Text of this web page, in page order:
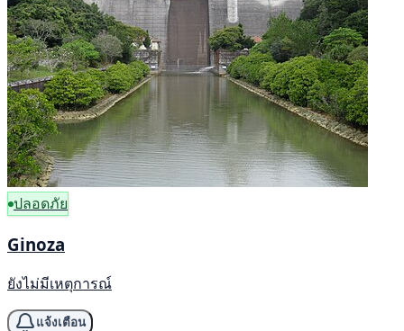
ปลอดภัย
Ginoza
ยังไม่มีเหตุการณ์
แจ้งเตือน